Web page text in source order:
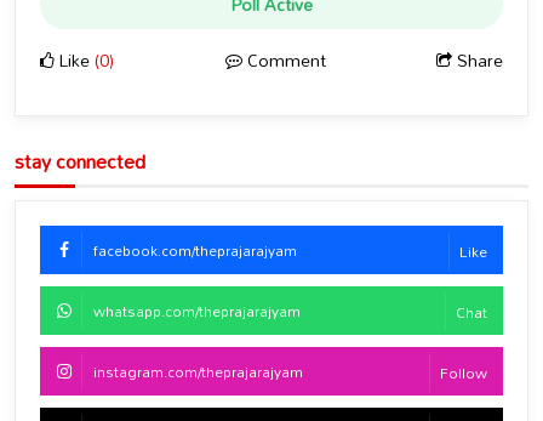
Like(0) Comment Share
stay connected
facebook.com/theprajarajyam Like
whatsapp.com/theprajarajyam Chat
instagram.com/theprajarajyam Follow